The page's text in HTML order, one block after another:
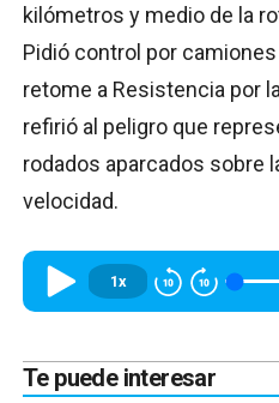
kilómetros y medio de la
Pidió control por
retome a Resistencia por
refirió al peligro que
rodados aparcados sobre
velocidad.
1x
Te puede interesar